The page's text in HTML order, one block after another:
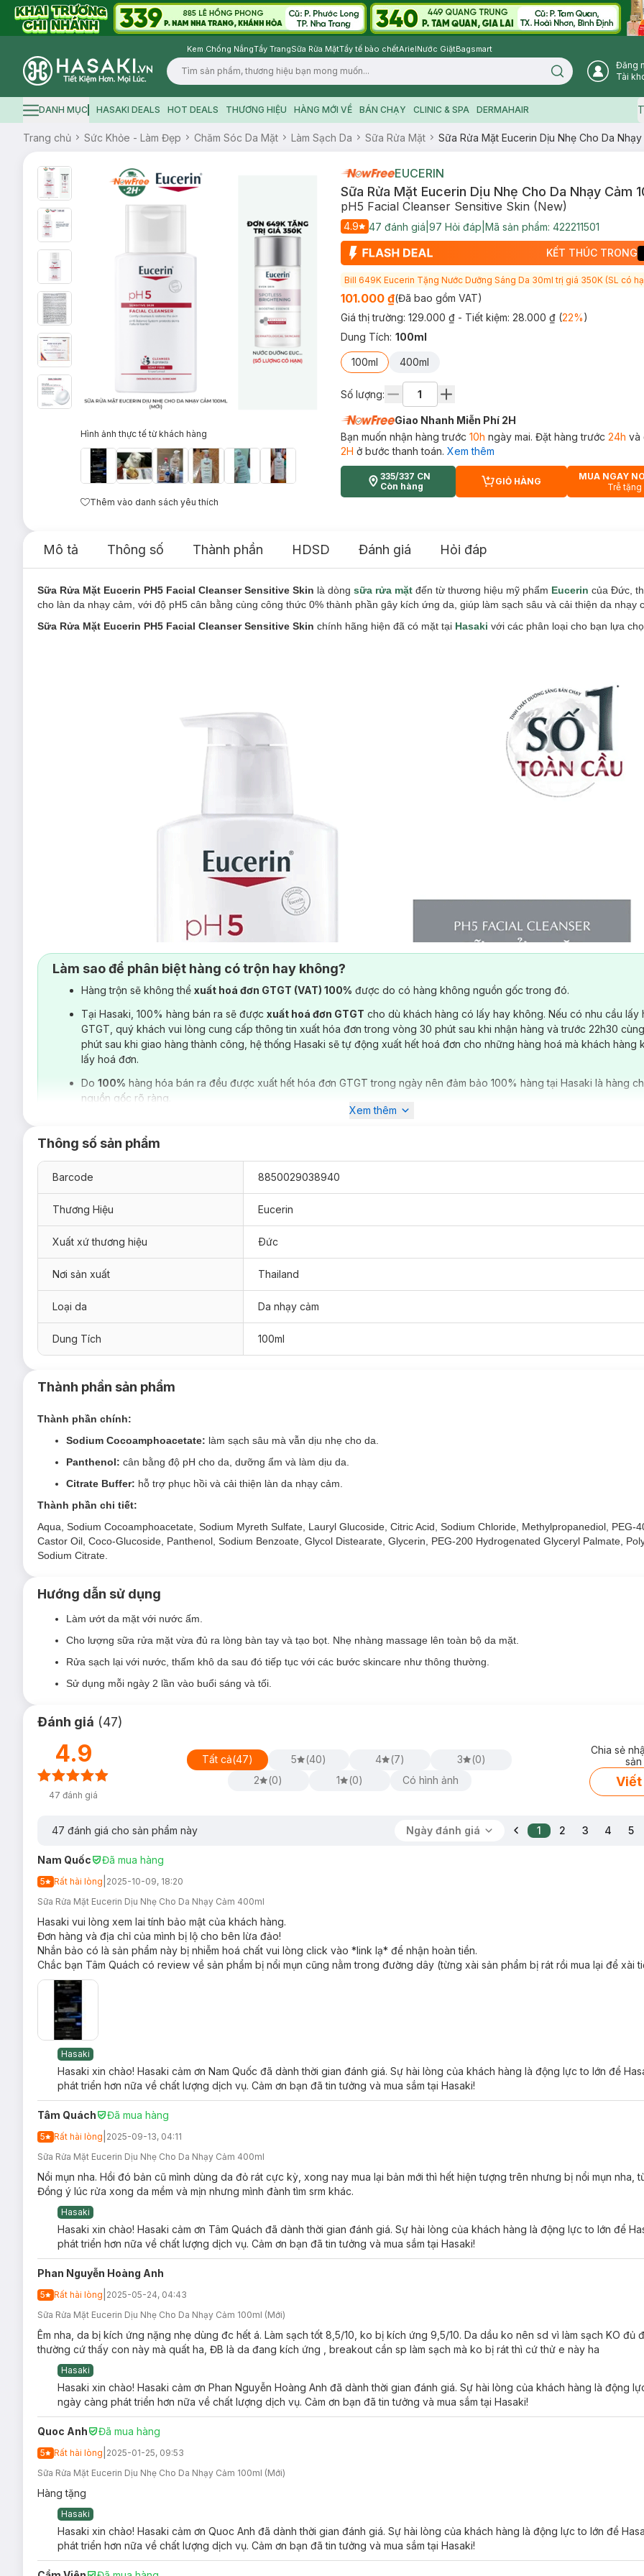
Kem Chống NắngTẩy TrangSữa Rửa MặtTẩy tế bào chếtArielNước GiặtBagsmart
Logo
Search icon
Đăng
Tài
Hamburger icon
DANH MỤC HASAKI DEALS HOT DEALS THƯƠNG HIỆU HÀNG MỚI VỀ BÁN CHẠY CLINIC & SPA DERMAHAIR
Trang chủ Sức Khỏe - Làm Đẹp Chăm Sóc Da Mặt Làm Sạch Da Sữa Rửa Mặt Sữa Rửa Mặt Eucerin Dịu Nhẹ Cho Da Nhạy
Hình ảnh thực tế từ khách hàng
Thêm vào danh sách yêu thích
EUCERIN
Sữa Rửa Mặt Eucerin Dịu Nhẹ Cho Da Nhạy Cảm
pH5 Facial Cleanser Sensitive Skin (New)
4.9 47 đánh giá 97 Hỏi đáp Mã sản phẩm: 422211501
KẾT THÚC TRONG
Bill 649K Eucerin Tặng Nước Dưỡng Sáng Da 30ml trị giá 350K (SL có
101.000 ₫(Đã bao gồm VAT)
Giá thị trường: 129.000 ₫ - Tiết kiệm: 28.000 ₫(22%)
Dung Tích: 100ml
100ml 400ml
Số lượng:
Giao Nhanh Miễn Phí 2H
Bạn muốn nhận hàng trước 10h ngày mai. Đặt hàng trước 24h và
2H ở bước thanh toán. Xem thêm
335/337 CN
Còn hàng
CART PLUS ICON
GIỎ HÀNG
MUA NGAY
Trễ tặng
Mô tả Thông số Thành phần HDSD Đánh giá Hỏi đáp
Sữa Rửa Mặt Eucerin PH5 Facial Cleanser Sensitive Skin là dòng sữa rửa mặt đến từ thương hiệu mỹ phẩm Eucerin của Đức,
cho làn da nhạy cảm, với độ pH5 cân bằng cùng công thức 0% thành phần gây kích ứng da, giúp làm sạch sâu và cải thiện da nhạy
Sữa Rửa Mặt Eucerin PH5 Facial Cleanser Sensitive Skin chính hãng hiện đã có mặt tại Hasaki với các phân loại cho bạn lựa
Sữa Rửa Mặt Eucerin PH5 Facial Cleanser Sensitive Skin phù hợp với loại da nào?
Sản phẩm phù hợp cho mọi loại da, kể cả da nhạy cảm và da bé từ 1 tháng tuổi.
Đối tượng sử dụng Sữa Rửa Mặt Eucerin PH5 Facial Cleanser Sensitive Skin:
Da nhạy cảm - kích ứng , mẩn đỏ, ngứa và khô ráp.
Ưu thế nổi bật của Sữa Rửa Mặt Eucerin PH5 Facial Cleanser Sensitive Skin:
Nhẹ nhàng làm sạch làn da nhạy cảm, loại bỏ bụi bẩn, bã nhờn và tế bào chết.
Sản phẩm được bổ sung hoạt chất
Citrate BuffervàPanthenolhỗ trợ phục hồi da, giúp cải thiện da khoẻ hơn từng ngày.
Với 0% thành phần có khả năng gây kích ứng da như: cồn, hương liệu, xà phòng, Paraben, SLS.
Sản phẩm được chứng minh: KHÔNG GÂY KÍCH ỨNG CHO LÀN DA NHẠY CẢM, bao gồm da đỏ, ngứa và khô ráp.
Các nghiên cứu lâm sàng và da liễu chứng minh hiệu quả và khả năng dung nạp rất tốt ngay cả trên làn da nhạy cảm, bao
Không paraben
Hướng dẫn bảo quản Sữa Rửa Mặt Eucerin PH5 Facial Cleanser Sensitive Skin:
Nơi khô ráo thoáng mát.
Đậy nắp kín sau khi sử dụng.
Xem chi tiết trên bao bì.
Hạn sử dụng:
Làm sao để phân biệt hàng có trộn hay không?
Hàng trộn sẽ không thể xuất hoá đơn GTGT (VAT) 100% được do có hàng không nguồn gốc trong đó.
Tại Hasaki, 100% hàng bán ra sẽ được xuất hoá đơn GTGT cho dù khách hàng có lấy hay không. Nếu có nhu cầu lấy
GTGT, quý khách vui lòng cung cấp thông tin xuất hóa đơn trong vòng 30 phút sau khi nhận hàng và trước 22h30
phút sau khi giao hàng thành công, hệ thống Hasaki sẽ tự động xuất hết hoá đơn cho những hàng hoá mà khách hàng
lấy hoá đơn.
Do 100% hàng hóa bán ra đều được xuất hết hóa đơn GTGT trong ngày nên đảm bảo 100% hàng tại Hasaki là hàng
nguồn gốc rõ ràng.
Xem thêm
Thông số sản phẩm
Barcode 8850029038940
Thương Hiệu Eucerin
Xuất xứ thương hiệu Ðức
Nơi sản xuất Thailand
Loại da Da nhạy cảm
Dung Tích 100ml
Thành phần sản phẩm
Thành phần chính:
Sodium Cocoamphoacetate: làm sạch sâu mà vẫn dịu nhẹ cho da.
Panthenol: cân bằng độ pH cho da, dưỡng ẩm và làm dịu da.
Citrate Buffer: hỗ trợ phục hồi và cải thiện làn da nhạy cảm.
Thành phần chi tiết:
Aqua, Sodium Cocoamphoacetate, Sodium Myreth Sulfate, Lauryl Glucoside, Citric Acid, Sodium Chloride, Methylpropanediol, PEG-
Castor Oil, Coco-Glucoside, Panthenol, Sodium Benzoate, Glycol Distearate, Glycerin, PEG-200 Hydrogenated Glyceryl Palmate,
Sodium Citrate.
Hướng dẫn sử dụng
Làm ướt da mặt với nước ấm.
Cho lượng sữa rửa mặt vừa đủ ra lòng bàn tay và tạo bọt. Nhẹ nhàng massage lên toàn bộ da mặt.
Rửa sạch lại với nước, thấm khô da sau đó tiếp tục với các bước skincare như thông thường.
Sử dụng mỗi ngày 2 lần vào buổi sáng và tối.
Đánh giá (47)
4.9
47 đánh giá
Tất cả(47) 5 (40) 4 (7) 3 (0)
2
(0) 1 (0) Có hình ảnh
Chia sẻ
Viết
47 đánh giá cho sản phẩm này Ngày đánh giá 1 2 3 4 5
Nam Quốc Đã mua hàng
5 Rất hài lòng 2025-10-09, 18:20
Sữa Rửa Mặt Eucerin Dịu Nhẹ Cho Da Nhạy Cảm 400ml
Hasaki vui lòng xem lai tính bảo mật của khách hàng.
Đơn hàng và địa chỉ của mình bị lộ cho bên lừa đảo!
Nhắn bảo có là sản phẩm này bị nhiễm hoá chất vui lòng click vào *link lạ* để nhận hoàn tiền.
Chắc bạn Tâm Quách có review về sản phẩm bị nổi mụn cũng nằm trong đường dây (từng xài sản phẩm bị rát rồi mua lại để xài
Hasaki
Hasaki xin chào! Hasaki cảm ơn Nam Quốc đã dành thời gian đánh giá. Sự hài lòng của khách hàng là động lực to lớn để
phát triển hơn nữa về chất lượng dịch vụ. Cảm ơn bạn đã tin tưởng và mua sắm tại Hasaki!
Tâm Quách Đã mua hàng
5 Rất hài lòng 2025-09-13, 04:11
Sữa Rửa Mặt Eucerin Dịu Nhẹ Cho Da Nhạy Cảm 400ml
Nổi mụn nha. Hồi đó bản cũ mình dùng da đỏ rát cực kỳ, xong nay mua lại bản mới thì hết hiện tượng trên nhưng bị nổi mụn nha,
Đồng ý lúc rửa xong da mềm và mịn nhưng mình đành tìm srm khác.
Hasaki
Hasaki xin chào! Hasaki cảm ơn Tâm Quách đã dành thời gian đánh giá. Sự hài lòng của khách hàng là động lực to lớn để
phát triển hơn nữa về chất lượng dịch vụ. Cảm ơn bạn đã tin tưởng và mua sắm tại Hasaki!
Phan Nguyễn Hoàng Anh
5 Rất hài lòng 2025-05-24, 04:43
Sữa Rửa Mặt Eucerin Dịu Nhẹ Cho Da Nhạy Cảm 100ml (Mới)
Êm nha, da bị kích ứng nặng nhẹ dùng đc hết á. Làm sạch tốt 8,5/10, ko bị kích ứng 9,5/10. Da dầu ko nên sd vì làm sạch KO đủ
thường cứ thấy con này mà quất ha, ĐB là da đang kích ứng , breakout cần sp làm sạch mà ko bị rát thì cứ thử e này ha
Hasaki
Hasaki xin chào! Hasaki cảm ơn Phan Nguyễn Hoàng Anh đã dành thời gian đánh giá. Sự hài lòng của khách hàng là động
ngày càng phát triển hơn nữa về chất lượng dịch vụ. Cảm ơn bạn đã tin tưởng và mua sắm tại Hasaki!
Quoc Anh Đã mua hàng
5 Rất hài lòng 2025-01-25, 09:53
Sữa Rửa Mặt Eucerin Dịu Nhẹ Cho Da Nhạy Cảm 100ml (Mới)
Hàng tặng
Hasaki
Hasaki xin chào! Hasaki cảm ơn Quoc Anh đã dành thời gian đánh giá. Sự hài lòng của khách hàng là động lực to lớn để
phát triển hơn nữa về chất lượng dịch vụ. Cảm ơn bạn đã tin tưởng và mua sắm tại Hasaki!